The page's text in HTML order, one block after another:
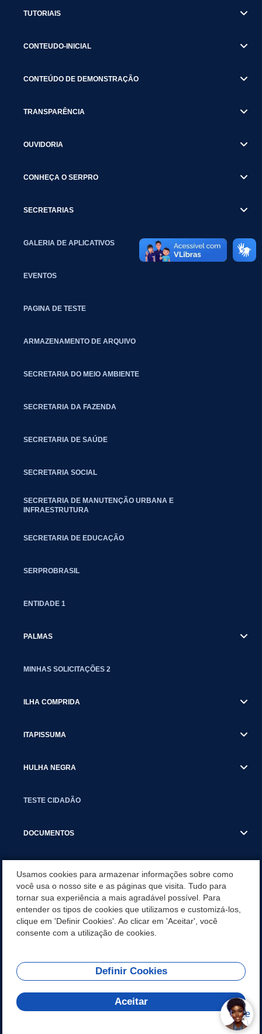
TUTORIAIS
CONTEUDO-INICIAL
CONTEÚDO DE DEMONSTRAÇÃO
TRANSPARÊNCIA
OUVIDORIA
CONHEÇA O SERPRO
SECRETARIAS
GALERIA DE APLICATIVOS
EVENTOS
PAGINA DE TESTE
ARMAZENAMENTO DE ARQUIVO
SECRETARIA DO MEIO AMBIENTE
SECRETARIA DA FAZENDA
SECRETARIA DE SAÚDE
SECRETARIA SOCIAL
SECRETARIA DE MANUTENÇÃO URBANA E
INFRAESTRUTURA
SECRETARIA DE EDUCAÇÃO
SERPROBRASIL
ENTIDADE 1
PALMAS
MINHAS SOLICITAÇÕES 2
ILHA COMPRIDA
ITAPISSUMA
HULHA NEGRA
TESTE CIDADÃO
DOCUMENTOS
DIÁRIO OFICIAL
IMAGENS
REDES SOCIAIS
Usamos cookies para armazenar informações sobre como
você usa o nosso site e as páginas que visita. Tudo para
tornar sua experiência a mais agradável possível. Para
entender os tipos de cookies que utilizamos e customizá-los,
clique em 'Definir Cookies'. Ao clicar em 'Aceitar', você
consente com a utilização de cookies.
Definir Cookies
Aceitar